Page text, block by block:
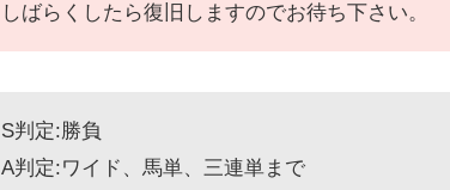
しばらくしたら復旧しますのでお待ち下さい。
S判定:勝負
A判定:ワイド、馬単、三連単まで